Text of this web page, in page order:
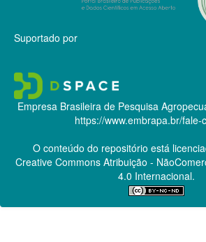
Suportado por
Empresa Brasileira de Pesquisa
https://www.embrapa.br/fale-
O conteúdo do repositório está
Creative CommonsAtribuição -
4.0 Internacional.